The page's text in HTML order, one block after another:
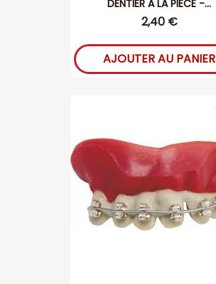
DENTIER A LA PIECE -...
2,40 €
AJOUTER AU PANIER